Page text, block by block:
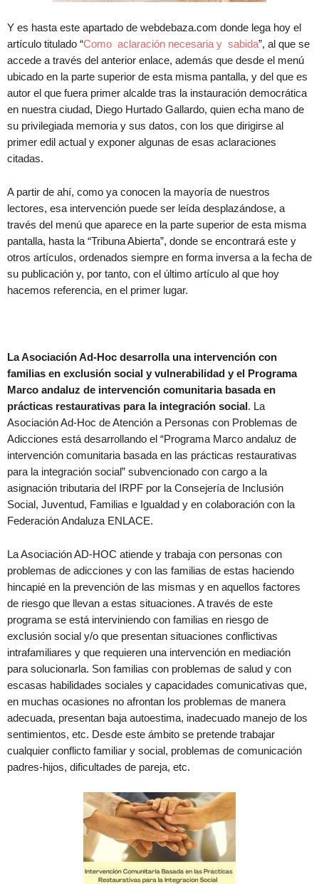
Y es hasta este apartado de webdebaza.com donde lega hoy el
artículo titulado “Como aclaración necesaria y sabida”, al que se
accede a través del anterior enlace, además que desde el menú
ubicado en la parte superior de esta misma pantalla, y del que es
autor el que fuera primer alcalde tras la instauración democrática
en nuestra ciudad, Diego Hurtado Gallardo, quien echa mano de
su privilegiada memoria y sus datos, con los que dirigirse al
primer edil actual y exponer algunas de esas aclaraciones
citadas.
A partir de ahí, como ya conocen la mayoría de nuestros
lectores, esa intervención puede ser leída desplazándose, a
través del menú que aparece en la parte superior de esta misma
pantalla, hasta la “Tribuna Abierta”, donde se encontrará este y
otros artículos, ordenados siempre en forma inversa a la fecha de
su publicación y, por tanto, con el último artículo al que hoy
hacemos referencia, en el primer lugar.
La Asociación Ad-Hoc desarrolla una intervención con
familias en exclusión social y vulnerabilidad y el Programa
Marco andaluz de intervención comunitaria basada en
prácticas restaurativas para la integración social. La
Asociación Ad-Hoc de Atención a Personas con Problemas de
Adicciones está desarrollando el “Programa Marco andaluz de
intervención comunitaria basada en las prácticas restaurativas
para la integración social” subvencionado con cargo a la
asignación tributaria del IRPF por la Consejería de Inclusión
Social, Juventud, Familias e Igualdad y en colaboración con la
Federación Andaluza ENLACE.
La Asociación AD-HOC atiende y trabaja con personas con
problemas de adicciones y con las familias de estas haciendo
hincapié en la prevención de las mismas y en aquellos factores
de riesgo que llevan a estas situaciones. A través de este
programa se está interviniendo con familias en riesgo de
exclusión social y/o que presentan situaciones conflictivas
intrafamiliares y que requieren una intervención en mediación
para solucionarla. Son familias con problemas de salud y con
escasas habilidades sociales y capacidades comunicativas que,
en muchas ocasiones no afrontan los problemas de manera
adecuada, presentan baja autoestima, inadecuado manejo de los
sentimientos, etc. Desde este ámbito se pretende trabajar
cualquier conflicto familiar y social, problemas de comunicación
padres-hijos, dificultades de pareja, etc.